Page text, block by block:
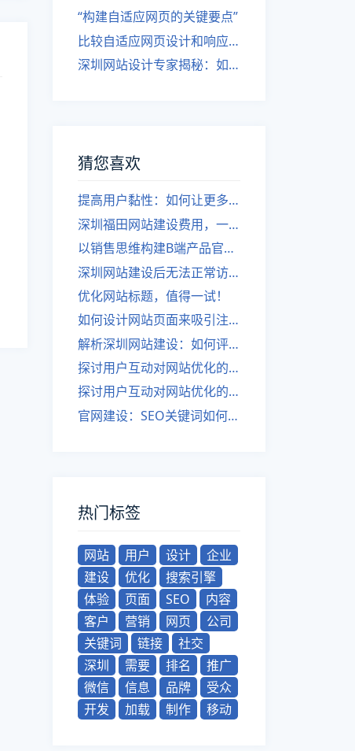
“构建自适应网页的关键要点”
比较自适应网页设计和响应式网站的差异
深圳网站设计专家揭秘：如何实现自适应网页设计
猜您喜欢
提高用户黏性：如何让更多人停留在你的网站上
深圳福田网站建设费用，一般需要多少钱？
以销售思维构建B端产品官网的设计思路
深圳网站建设后无法正常访问的原因是什么？
优化网站标题，值得一试！
如何设计网站页面来吸引注意力
解析深圳网站建设：如何评估关键词竞争度
探讨用户互动对网站优化的益处
探讨用户互动对网站优化的益处
官网建设：SEO关键词如何优化？吸引用户？
热门标签
网站 用户 设计
企业
建设
优化
搜索引擎
体验
页面 SEO
内容
客户
营销 网页
公司
关键词
链接
社交
深圳
需要 排名
推广
微信
信息 品牌
受众
开发
加载 制作 移动